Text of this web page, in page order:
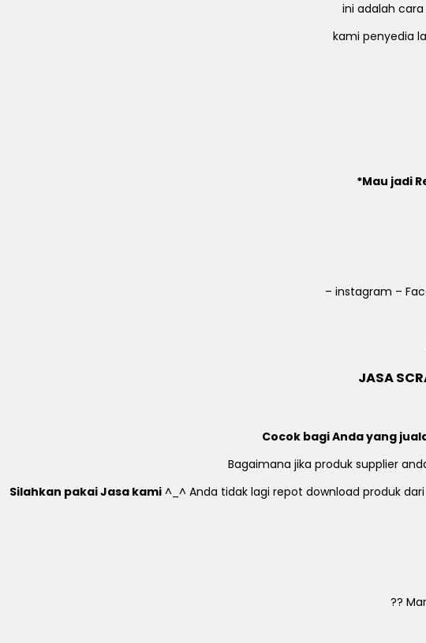
ini adalah
kami penyedia
*Mau jadi
– instagram –
JASA
Cocok bagi Anda yang
Bagaimana jika produk supplier
Silahkan pakai Jasa kami^_^ Anda tidak lagi repot download produk
??